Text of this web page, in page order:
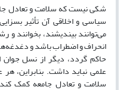
شکی نیست که سلامت و تعادل
سیاسی و اخلاقی آن تأثیر
می‌توانند بیندیشند، بخوانند و
انحراف و اضطراب باشد و
حاکم گردد، دیگر از نسل
علمی نباید داشت. بنابراین،
سلامت و تعادل جامعه کمک